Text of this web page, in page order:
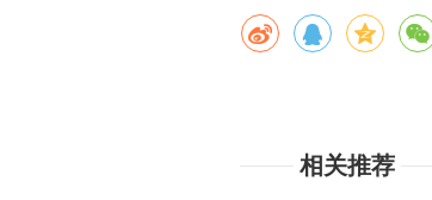
相关推荐